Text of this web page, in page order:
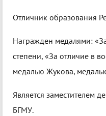
Отличник образования
Награжден медалями:
степени, «За отличие в
медалью Жукова,
Является заместителем
БГМУ.